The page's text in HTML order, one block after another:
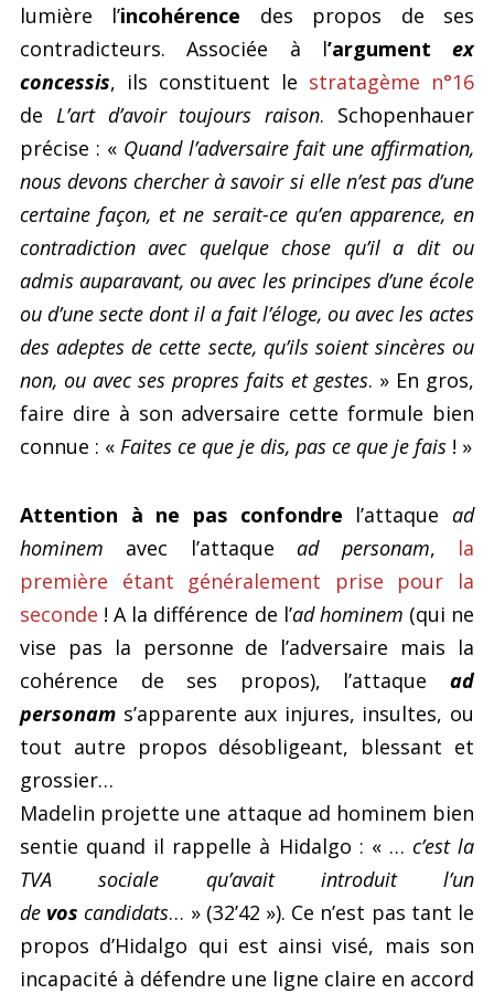
lumière l’incohérence des propos de ses
contradicteurs. Associée à l’argument ex
concessis, ils constituent le stratagème n°16
de L’art d’avoir toujours raison. Schopenhauer
précise : « Quand l’adversaire fait une affirmation,
nous devons chercher à savoir si elle n’est pas d’une
certaine façon, et ne serait-ce qu’en apparence, en
contradiction avec quelque chose qu’il a dit ou
admis auparavant, ou avec les principes d’une école
ou d’une secte dont il a fait l’éloge, ou avec les actes
des adeptes de cette secte, qu’ils soient sincères ou
non, ou avec ses propres faits et gestes. » En gros,
faire dire à son adversaire cette formule bien
connue : « Faites ce que je dis, pas ce que je fais ! »
Attention à ne pas confondre l’attaque ad
hominem avec l’attaquead personam, la
première étant généralement prise pour la
seconde ! A la différence de l’ad hominem (qui ne
vise pas la personne de l’adversaire mais la
cohérence de ses propos), l’attaque ad
personam s’apparente aux injures, insultes, ou
tout autre propos désobligeant, blessant et
grossier…
Madelin projette une attaque ad hominem bien
sentie quand il rappelle à Hidalgo : « … c’est la
TVA sociale qu’avait introduit l’un
de voscandidats… » (32’42 »). Ce n’est pas tant le
propos d’Hidalgo qui est ainsi visé, mais son
incapacité à défendre une ligne claire en accord